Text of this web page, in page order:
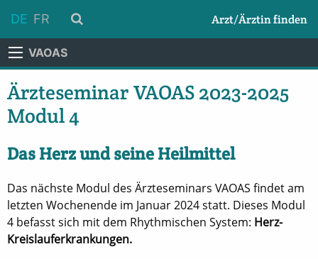
DE FR Arzt/Ärztin finden
VAOAS
Ärzteseminar VAOAS 2023-2025
Modul 4
Das Herz und seine Heilmittel
Das nächste Modul des Ärzteseminars VAOAS findet am
letzten Wochenende im Januar 2024 statt. Dieses Modul
4 befasst sich mit dem Rhythmischen System: Herz-
Kreislauferkrankungen.